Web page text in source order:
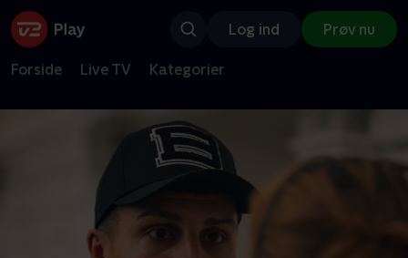
Log ind Prøv nu
Forside Live TV Kategorier